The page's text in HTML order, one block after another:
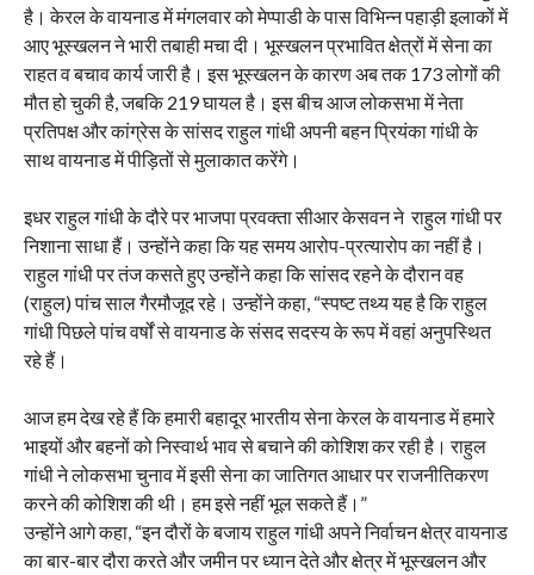
है। केरल के वायनाड में मंगलवार को मेप्पाडी के पास विभिन्न पहाड़ी इलाकों में
आए भूस्खलन ने भारी तबाही मचा दी। भूस्खलन प्रभावित क्षेत्रों में सेना का
राहत व बचाव कार्य जारी है। इस भूस्खलन के कारण अब तक 173 लोगों की
मौत हो चुकी है, जबकि 219 घायल है। इस बीच आज लोकसभा में नेता
प्रतिपक्ष और कांग्रेस के सांसद राहुल गांधी अपनी बहन प्रियंका गांधी के
साथ वायनाड में पीड़ितों से मुलाकात करेंगे।
इधर राहुल गांधी के दौरे पर भाजपा प्रवक्ता सीआर केसवन ने राहुल गांधी पर
निशाना साधा हैं। उन्होंने कहा कि यह समय आरोप-प्रत्यारोप का नहीं है।
राहुल गांधी पर तंज कसते हुए उन्होंने कहा कि सांसद रहने के दौरान वह
(राहुल) पांच साल गैरमौजूद रहे। उन्होंने कहा, “स्पष्ट तथ्य यह है कि राहुल
गांधी पिछले पांच वर्षों से वायनाड के संसद सदस्य के रूप में वहां अनुपस्थित
रहे हैं।
आज हम देख रहे हैं कि हमारी बहादूर भारतीय सेना केरल के वायनाड में हमारे
भाइयों और बहनों को निस्वार्थ भाव से बचाने की कोशिश कर रही है। राहुल
गांधी ने लोकसभा चुनाव में इसी सेना का जातिगत आधार पर राजनीतिकरण
करने की कोशिश की थी। हम इसे नहीं भूल सकते हैं।”
उन्होंने आगे कहा, “इन दौरों के बजाय राहुल गांधी अपने निर्वाचन क्षेत्र वायनाड
का बार-बार दौरा करते और जमीन पर ध्यान देते और क्षेत्र में भूस्खलन और